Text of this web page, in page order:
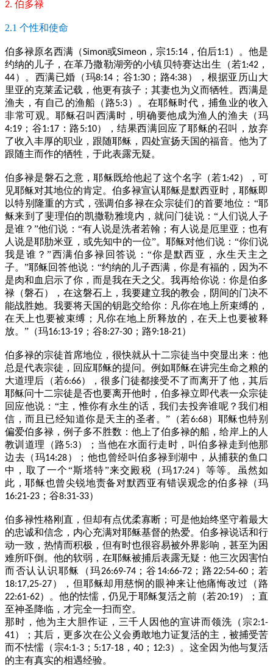
2. 伯多禄
2.1 个性和使命
伯多禄原名西满（Simon或Simeon ，宗15:14 ，伯后1:1）。他是
约纳的儿子，在革乃撒勒湖旁的小镇贝特赛达出生（若1:42，
44）。西满已婚（玛8:14 ；谷1:30 ；路4:38），根据亚历山大
里亚的克莱孟记载，他更有孩子；其妻也为义而牺牲。西满是
渔夫，有自己的渔船（路5:3）。在耶稣时代，捕鱼业的收入
非常可观。耶稣召叫西满时，明确要他成为渔人的渔夫（玛
4:19 ；谷1:17 ：路5:10），结果西满回应了耶稣的召叫，放弃
了收入丰厚的职业，跟随耶稣，四处宣扬天国的福音。他为了
跟随主而作的牺牲，于此表露无疑。
伯多禄是磐石之意，耶稣既给他起了这个名字（若1:42），可
见耶稣对其地位的肯定。伯多禄宣认耶稣是默西亚时，耶稣即
以特别隆重的方式，强调伯多禄在众宗徒们的首要地位：“耶
稣来到了斐理伯的凯撒勒雅境内，就问门徒说：“人们说人子
是谁？”他们说：“有人说是洗者若翰；有人说是厄里亚；也有
人说是耶肋米亚，或先知中的一位”。耶稣对他们说：“你们说
我是谁？”西满伯多禄回答说：“你是默西亚，永生天主之
子。”耶稣回答他说：“约纳的儿子西满，你是有福的，因为不
是肉和血启示了你，而是我在天之父。我再给你说：你是伯多
禄（磐石），在这磐石上，我要建立我的教会，阴间的门决不
能战胜她。我要将天国的钥匙交给你：凡你在地上所束缚的，
在天上也要被束缚；凡你在地上所释放的，在天上也要被释
放。”（玛16:13-19 ；谷8:27-30 ；路9:18-21）
伯多禄的宗徒首席地位，很快就从十二宗徒当中突显出来：他
总是代表宗徒，回应耶稣的提问。例如耶稣在讲完生命之粮的
大道理后（若6:66），很多门徒都接受不了而离开了他，其后
耶稣问十二宗徒是否也要离开他时，伯多禄立即代表一众宗徒
回应他说：“主，惟你有永生的话，我们去投奔谁呢？我们相
信，而且已经知道你是天主的圣者。”（若6:68）耶稣也特别
偏爱伯多禄，例子多不胜数：他上了伯多禄的船，给岸上的人
教训道理（路5:3）；当他在水面行走时，叫伯多禄走到他那
边去（玛14:28）；他也曾经叫伯多禄到湖中，从捕获的鱼口
中，取了一个“斯塔特”来交殿税（玛17:24 ）等等。虽然如
此，耶稣也曾尖锐地责备对默西亚有错误观念的伯多禄（玛
16:21-23 ；谷8:31-33）
伯多禄性格刚直，但却有点优柔寡断；可是他始终坚守着最大
的忠诚和信念，内心充满对耶稣基督的热爱。伯多禄说话和行
动一致，热情而积极，但有时也很容易被外界影响，甚至为困
难所吓倒。他的软弱，在耶稣被捕后表露无疑：他三次因害怕
而否认认识耶稣（玛26:69-74；谷 14:66-72；路22:54-60；若
18:17,25-27），但耶稣却用慈悯的眼神来让他痛悔改过（路
22:61-62）。他的怯懦，仍见于耶稣复活之前（若20:19）；直
至神圣降临，才完全一扫而空。
那时，他为主大胆作证，三千人因他的宣讲而领洗（宗2:1-
41）；其后，更多次在公义会勇敢地力证复活的主，被捕受苦
而不怯懦（宗4:1-3； 5:17-18， 40； 12:3）。这全因为他与复活
的主有真实的相遇经验。